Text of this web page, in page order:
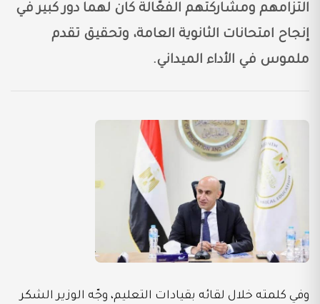
التزامهم ومشاركتهم الفعّالة كان لهما دور كبير في
إنجاح امتحانات الثانوية العامة، وتحقيق تقدم
ملموس في الأداء الميداني.
وفي كلمته خلال لقائه بقيادات التعليم، وجّه الوزير الشكر